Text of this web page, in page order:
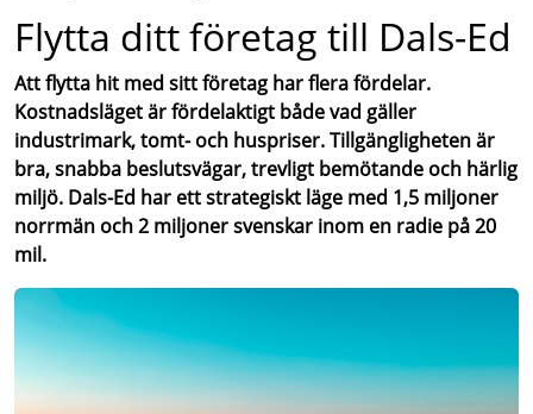
Flytta ditt företag till Dals-Ed
Att flytta hit med sitt företag har flera fördelar.
Kostnadsläget är fördelaktigt både vad gäller
industrimark, tomt- och huspriser. Tillgängligheten är
bra, snabba beslutsvägar, trevligt bemötande och härlig
miljö. Dals-Ed har ett strategiskt läge med 1,5 miljoner
norrmän och 2 miljoner svenskar inom en radie på 20
mil.